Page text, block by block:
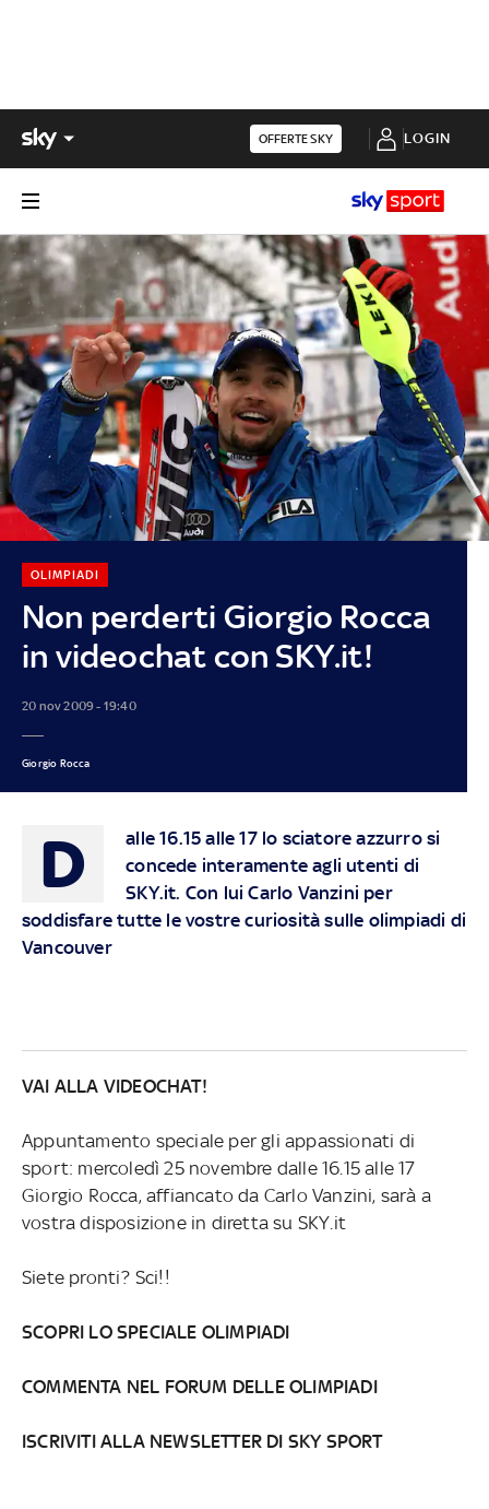
OFFERTE SKY LOGIN
Non perderti Giorgio Rocca
in videochat con SKY.it!
OLIMPIADI
20 nov 2009 - 19:40
Giorgio Rocca
D
alle 16.15 alle 17 lo sciatore azzurro si
concede interamente agli utenti di
SKY.it. Con lui Carlo Vanzini per
soddisfare tutte le vostre curiosità sulle olimpiadi di
Vancouver
VAI ALLA VIDEOCHAT!
Appuntamento speciale per gli appassionati di
sport: mercoledì 25 novembre dalle 16.15 alle 17
Giorgio Rocca, affiancato da Carlo Vanzini, sarà a
vostra disposizione in diretta su SKY.it
Siete pronti? Sci!!
SCOPRI LO SPECIALE OLIMPIADI
COMMENTA NEL FORUM DELLE OLIMPIADI
ISCRIVITI ALLA NEWSLETTER DI SKY SPORT